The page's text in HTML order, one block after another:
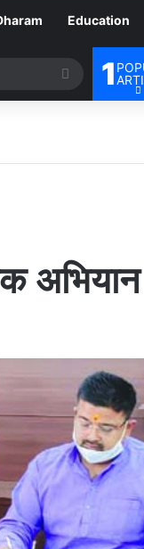
Education
Search
for
1
अभियान